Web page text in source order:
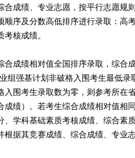
合成绩、专业志愿，按平行志愿规
顺序及分数高低排序进行录取：高
核成绩。
成绩相对值全国排序录取，综合
组强基计划非破格入围考生最低录
入围考生录取数为零，则参考所在
成绩）。若考生综合成绩相对值相
、学科基础素质考核成绩、综合素
根据其竞赛成绩、综合成绩、专业